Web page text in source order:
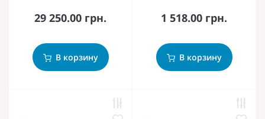
29 250.00 грн.
В корзину
1 518.00 грн.
В корзину